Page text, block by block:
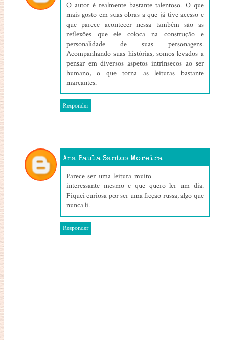
O autor é realmente bastante talentoso. O que
mais gosto em suas obras a que já tive acesso e
que parece acontecer nessa também são as
reflexões que ele coloca na construção e
personalidade de suas personagens.
Acompanhando suas histórias, somos levados a
pensar em diversos aspetos intrínsecos ao ser
humano, o que torna as leituras bastante
marcantes.
Responder
Ana Paula Santos Moreira
Parece ser uma leitura muito
interessante mesmo e que quero ler um dia.
Fiquei curiosa por ser uma ficção russa, algo que
nunca li.
Responder